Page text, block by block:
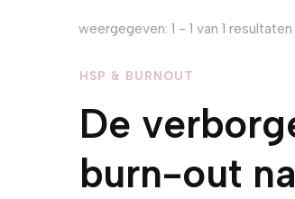
weergegeven: 1 - 1 van 1 resultaten
HSP & BURNOUT
De
burn-out